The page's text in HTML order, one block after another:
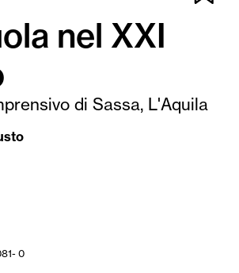
nel XXI
di Sassa, L'Aquila
0